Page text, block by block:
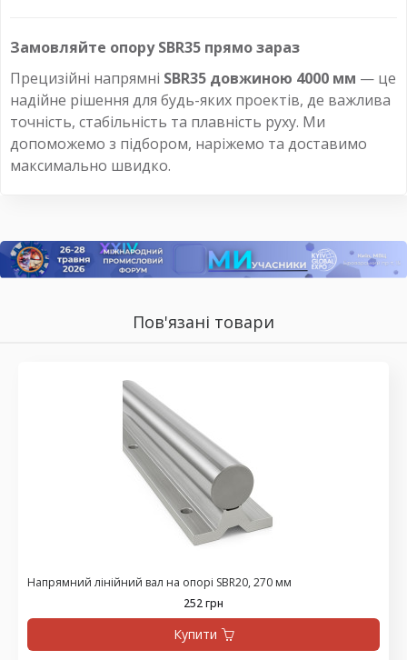
Замовляйте опору SBR35 прямо зараз
Прецизійні напрямні SBR35 довжиною 4000 мм — це
надійне рішення для будь-яких проектів, де важлива
точність, стабільність та плавність руху. Ми
допоможемо з підбором, наріжемо та доставимо
максимально швидко.
Пов'язані товари
Напрямний лінійний вал на опорі SBR20, 270 мм
252 грн
Купити